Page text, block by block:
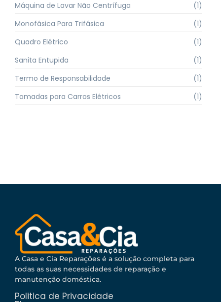
Máquina de Lavar Não Centrífuga
(1)
Monofásica Para Trifásica
(1)
Quadro Elétrico
(1)
Sanita Entupida
(1)
Termo de Responsabilidade
(1)
Tomadas para Carros Elétricos
(1)
A Casa e Cia Reparações é a solução completa para
todas as suas necessidades de reparação e
manutenção doméstica.
Politica de Privacidade